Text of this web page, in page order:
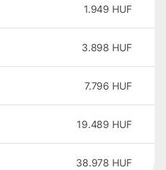
1.949 HUF
3.898 HUF
7.796 HUF
19.489 HUF
38.978 HUF